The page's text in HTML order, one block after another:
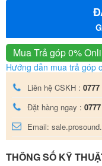
Mua Trả góp 0%
Hướng dẫn mua trả góp
Liên hệ CSKH : 0777
Đặt hàng ngay :
Email:
THÔNG SỐ KỸ